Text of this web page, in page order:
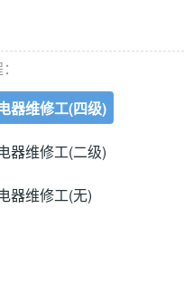
器维修工(四级)
器维修工(二级)
器维修工(无)